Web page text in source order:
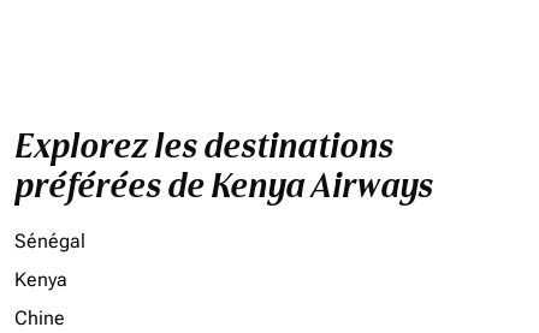
Explorez les destinations
préférées de Kenya Airways
Sénégal
Kenya
Chine